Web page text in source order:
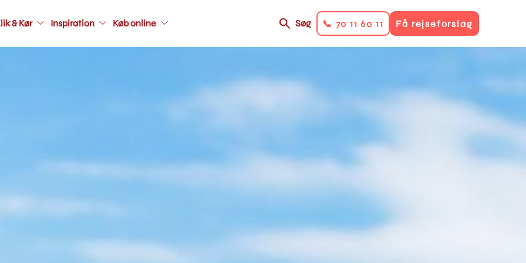
& Kør Inspiration Køb online
secondary
Søg 📞 70 11 60 11 Få rejseforslag